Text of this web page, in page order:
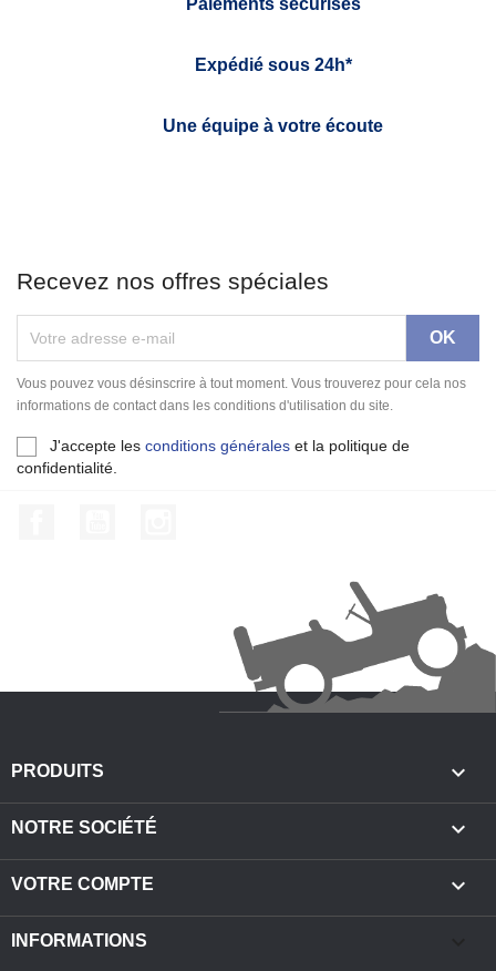
Paiements sécurisés
Expédié sous 24h*
Une équipe à votre écoute
Recevez nos offres spéciales
Vous pouvez vous désinscrire à tout moment. Vous trouverez pour cela nos
informations de contact dans les conditions d'utilisation du site.
J'accepte les conditions générales et la politique de
confidentialité.
PRODUITS 
NOTRE SOCIÉTÉ 
VOTRE COMPTE 
INFORMATIONS